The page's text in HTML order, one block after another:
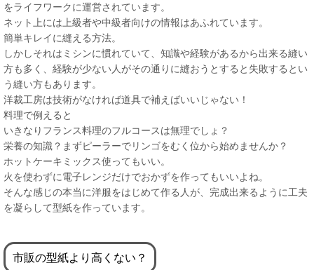
をライフワークに運営されています。
ネット上には上級者や中級者向けの情報はあふれています。
簡単キレイに縫える方法。
しかしそれはミシンに慣れていて、知識や経験があるから出来る縫い
方も多く、経験が少ない人がその通りに縫おうとすると失敗するとい
う縫い方もあります。
洋裁工房は技術がなければ道具で補えばいいじゃない！
料理で例えると
いきなりフランス料理のフルコースは無理でしょ？
栄養の知識？まずピーラーでリンゴをむく位から始めませんか？
ホットケーキミックス使ってもいい。
火を使わずに電子レンジだけでおかずを作ってもいいよね。
そんな感じの本当に洋服をはじめて作る人が、完成出来るように工夫
を凝らして型紙を作っています。
市販の型紙より高くない？